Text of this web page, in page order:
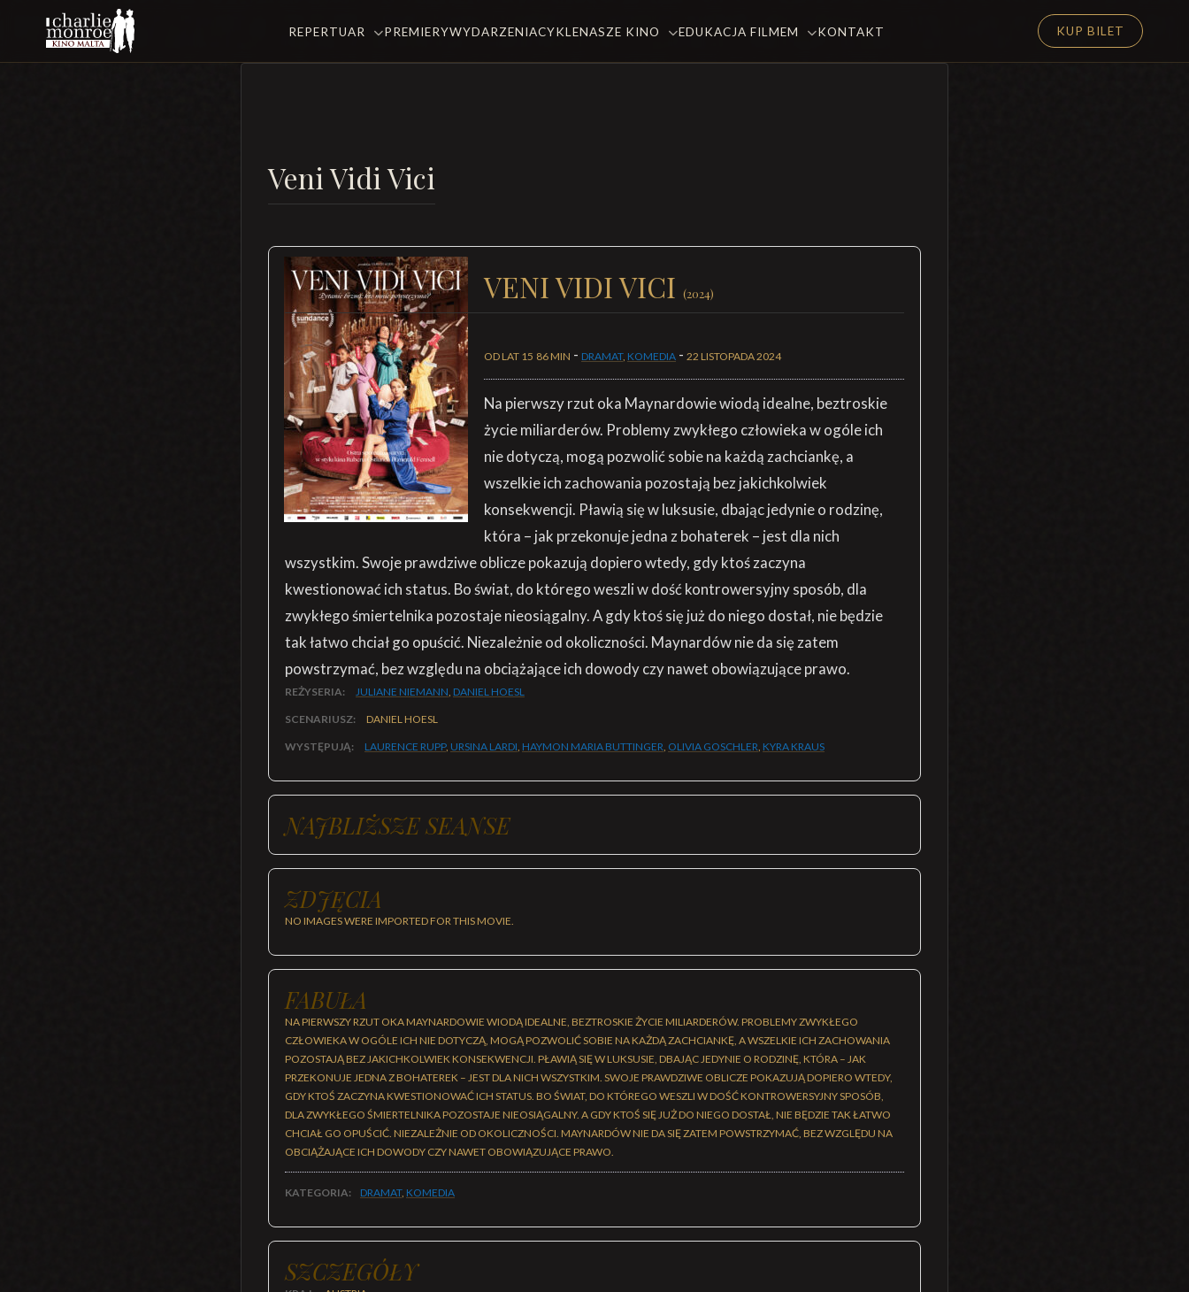
REPERTUAR PREMIERYWYDARZENIACYKLENASZE KINO EDUKACJA FILMEM KONTAKT KUP BILET
Veni Vidi Vici
VENI VIDI VICI (2024)
OD LAT 15 86 MIN - DRAMAT, KOMEDIA - 22 LISTOPADA 2024
Na pierwszy rzut oka Maynardowie wiodą idealne, beztroskie
życie miliarderów. Problemy zwykłego człowieka w ogóle ich
nie dotyczą, mogą pozwolić sobie na każdą zachciankę, a
wszelkie ich zachowania pozostają bez jakichkolwiek
konsekwencji. Pławią się w luksusie, dbając jedynie o rodzinę,
która – jak przekonuje jedna z bohaterek – jest dla nich
wszystkim. Swoje prawdziwe oblicze pokazują dopiero wtedy, gdy ktoś zaczyna
kwestionować ich status. Bo świat, do którego weszli w dość kontrowersyjny sposób, dla
zwykłego śmiertelnika pozostaje nieosiągalny. A gdy ktoś się już do niego dostał, nie będzie
tak łatwo chciał go opuścić. Niezależnie od okoliczności. Maynardów nie da się zatem
powstrzymać, bez względu na obciążające ich dowody czy nawet obowiązujące prawo.
REŻYSERIA: JULIANE NIEMANN, DANIEL HOESL
SCENARIUSZ: DANIEL HOESL
WYSTĘPUJĄ: LAURENCE RUPP, URSINA LARDI, HAYMON MARIA BUTTINGER, OLIVIA GOSCHLER, KYRA KRAUS
NAJBLIŻSZE SEANSE
ZDJĘCIA
NO IMAGES WERE IMPORTED FOR THIS MOVIE.
FABUŁA
NA PIERWSZY RZUT OKA MAYNARDOWIE WIODĄ IDEALNE, BEZTROSKIE ŻYCIE MILIARDERÓW. PROBLEMY ZWYKŁEGO
CZŁOWIEKA W OGÓLE ICH NIE DOTYCZĄ, MOGĄ POZWOLIĆ SOBIE NA KAŻDĄ ZACHCIANKĘ, A WSZELKIE ICH ZACHOWANIA
POZOSTAJĄ BEZ JAKICHKOLWIEK KONSEKWENCJI. PŁAWIĄ SIĘ W LUKSUSIE, DBAJĄC JEDYNIE O RODZINĘ, KTÓRA – JAK
PRZEKONUJE JEDNA Z BOHATEREK – JEST DLA NICH WSZYSTKIM. SWOJE PRAWDZIWE OBLICZE POKAZUJĄ DOPIERO WTEDY,
GDY KTOŚ ZACZYNA KWESTIONOWAĆ ICH STATUS. BO ŚWIAT, DO KTÓREGO WESZLI W DOŚĆ KONTROWERSYJNY SPOSÓB,
DLA ZWYKŁEGO ŚMIERTELNIKA POZOSTAJE NIEOSIĄGALNY. A GDY KTOŚ SIĘ JUŻ DO NIEGO DOSTAŁ, NIE BĘDZIE TAK ŁATWO
CHCIAŁ GO OPUŚCIĆ. NIEZALEŻNIE OD OKOLICZNOŚCI. MAYNARDÓW NIE DA SIĘ ZATEM POWSTRZYMAĆ, BEZ WZGLĘDU NA
OBCIĄŻAJĄCE ICH DOWODY CZY NAWET OBOWIĄZUJĄCE PRAWO.
KATEGORIA: DRAMAT, KOMEDIA
SZCZEGÓŁY